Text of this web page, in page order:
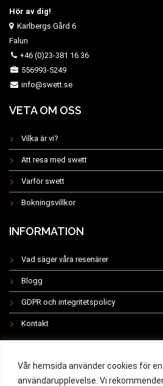
Vår hemsida använder cookies för
användarupplevelse. Vi
Hör av dig!
Karlbergs Gård 6
Falun
+46 (0)23-381 16 36
556993-5249
info@swett.se
VETA OM OSS
Vilka är vi?
Att resa med swett
Varför swett
Bokningsvillkor
INFORMATION
Vad säger våra resenärer
Blogg
GDPR och integritetspolicy
Kontakt